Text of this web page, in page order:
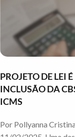
PROJETO DE LEI
INCLUSÃO DA
ICMS
Por Pollyanna